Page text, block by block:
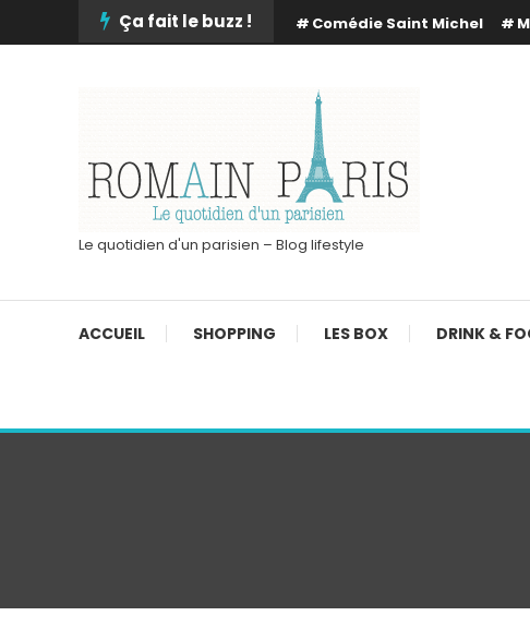
To
Ça fait le buzz ! Comédie Saint Michel
Le quotidien d'un parisien – Blog lifestyle
ACCUEIL SHOPPING LES BOX DRINK &